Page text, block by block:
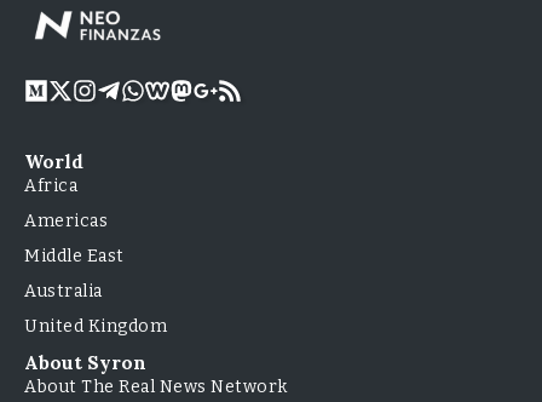
World
Africa
Americas
Middle East
Australia
United Kingdom
About Syron
About The Real News Network